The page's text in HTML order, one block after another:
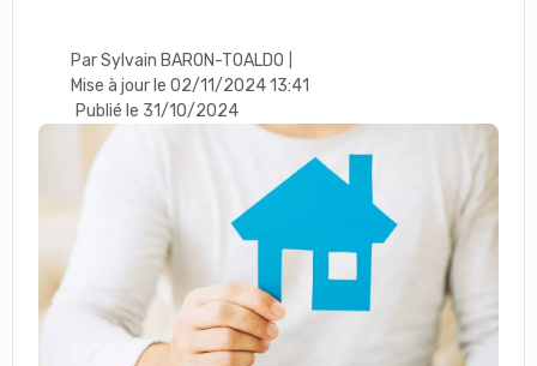
Par Sylvain BARON-TOALDO
Mise à jour le 02/11/2024 13:41
Publié le 31/10/2024